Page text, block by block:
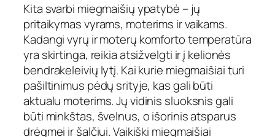
Kita svarbi miegmaišių ypatybė – jų
pritaikymas vyrams, moterims ir vaikams.
Kadangi vyrų ir moterų komforto temperatūra
yra skirtinga, reikia atsižvelgti ir į kelionės
bendrakeleivių lytį. Kai kurie miegmaišiai turi
pašiltinimus pėdų srityje, kas gali būti
aktualu moterims. Jų vidinis sluoksnis gali
būti minkštas, švelnus, o išorinis atsparus
drėgmei ir šalčiui. Vaikiški miegmaišiai